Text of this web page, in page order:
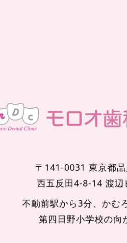
〒141-0031 東京都
西五反田4-8-14 渡辺
不動前駅から3分、かむ
第四日野小学校の向